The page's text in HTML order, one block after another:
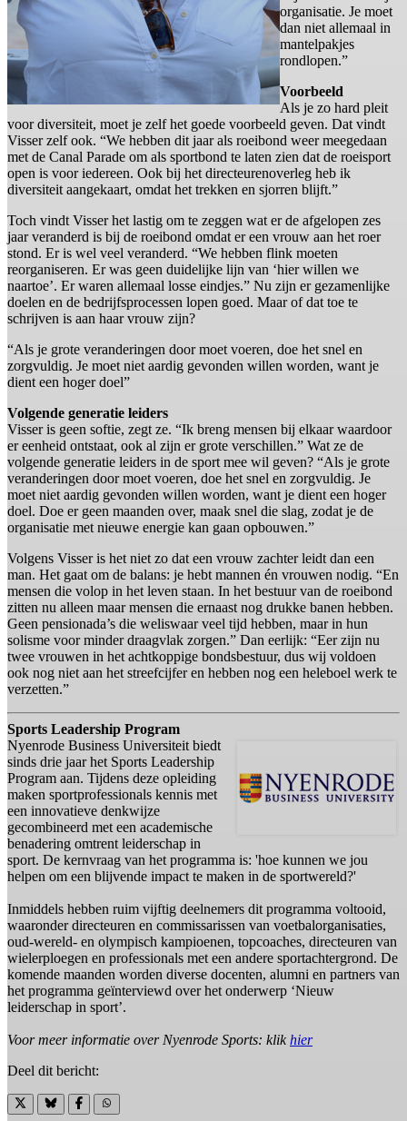
organisatie. Je moet
dan niet allemaal in
mantelpakjes
rondlopen.”
Voorbeeld
Als je zo hard pleit
voor diversiteit, moet je zelf het goede voorbeeld geven. Dat vindt
Visser zelf ook. “We hebben dit jaar als roeibond weer meegedaan
met de Canal Parade om als sportbond te laten zien dat de roeisport
open is voor iedereen. Ook bij het directeurenoverleg heb ik
diversiteit aangekaart, omdat het trekken en sjorren blijft.”
Toch vindt Visser het lastig om te zeggen wat er de afgelopen zes
jaar veranderd is bij de roeibond omdat er een vrouw aan het roer
stond. Er is wel veel veranderd. “We hebben flink moeten
reorganiseren. Er was geen duidelijke lijn van ‘hier willen we
naartoe’. Er waren allemaal losse eindjes.” Nu zijn er gezamenlijke
doelen en de bedrijfsprocessen lopen goed. Maar of dat toe te
schrijven is aan haar vrouw zijn?
“Als je grote veranderingen door moet voeren, doe het snel en
zorgvuldig. Je moet niet aardig gevonden willen worden, want je
dient een hoger doel”
Volgende generatie leiders
Visser is geen softie, zegt ze. “Ik breng mensen bij elkaar waardoor
er eenheid ontstaat, ook al zijn er grote verschillen.” Wat ze de
volgende generatie leiders in de sport mee wil geven? “Als je grote
veranderingen door moet voeren, doe het snel en zorgvuldig. Je
moet niet aardig gevonden willen worden, want je dient een hoger
doel. Doe er geen maanden over, maak snel die slag, zodat je de
organisatie met nieuwe energie kan gaan opbouwen.”
Volgens Visser is het niet zo dat een vrouw zachter leidt dan een
man. Het gaat om de balans: je hebt mannen én vrouwen nodig. “En
mensen die volop in het leven staan. In het bestuur van de roeibond
zitten nu alleen maar mensen die ernaast nog drukke banen hebben.
Geen pensionada’s die weliswaar veel tijd hebben, maar in hun
solisme voor minder draagvlak zorgen.” Dan eerlijk: “Eer zijn nu
twee vrouwen in het achtkoppige bondsbestuur, dus wij voldoen
ook nog niet aan het streefcijfer en hebben nog een heleboel werk te
verzetten.”
Sports Leadership Program
Nyenrode Business Universiteit biedt
sinds drie jaar het Sports Leadership
Program aan. Tijdens deze opleiding
maken sportprofessionals kennis met
een innovatieve denkwijze
gecombineerd met een academische
benadering omtrent leiderschap in
sport. De kernvraag van het programma is: 'hoe kunnen we jou
helpen om een blijvende impact te maken in de sportwereld?'
Inmiddels hebben ruim vijftig deelnemers dit programma voltooid,
waaronder directeuren en commissarissen van voetbalorganisaties,
oud-wereld- en olympisch kampioenen, topcoaches, directeuren van
wielerploegen en professionals met een andere sportachtergrond. De
komende maanden worden diverse docenten, alumni en partners van
het programma geïnterviewd over het onderwerp ‘Nieuw
leiderschap in sport’.
Voor meer informatie over Nyenrode Sports: klikhier
Deel dit bericht: